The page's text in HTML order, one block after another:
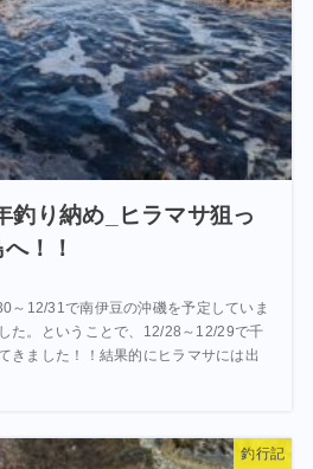
釣り納め_ヒラマサ狙っ
！！
～12/31で南伊豆の沖磯を予定していま
た。ということで、12/28～12/29で千
きました！！結果的にヒラマサには出
釣行記